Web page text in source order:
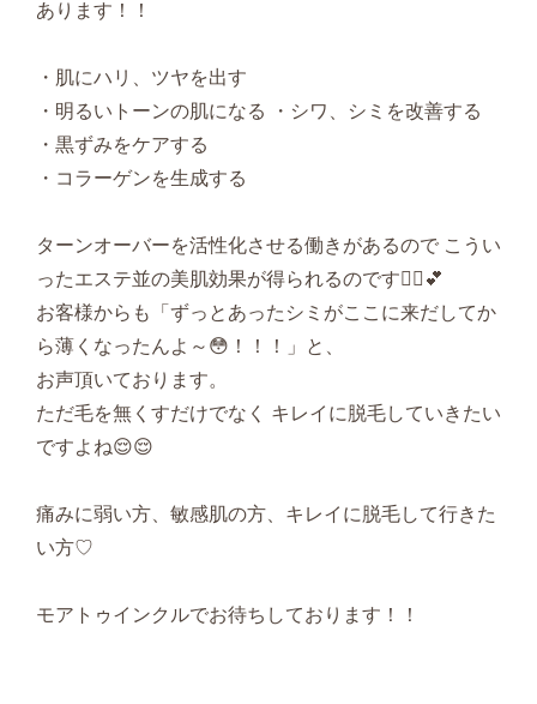
あります！！
・肌にハリ、ツヤを出す
・明るいトーンの肌になる ・シワ、シミを改善する
・黒ずみをケアする
・コラーゲンを生成する
ターンオーバーを活性化させる働きがあるので こうい
ったエステ並の美肌効果が得られるのです︎🧖‍♀️💕︎
お客様からも「ずっとあったシミがここに来だしてか
ら薄くなったんよ～😳！！！」と、
お声頂いております。
ただ毛を無くすだけでなく キレイに脱毛していきたい
ですよね😌😌
痛みに弱い方、敏感肌の方、キレイに脱毛して行きた
い方♡
モアトゥインクルでお待ちしております！！